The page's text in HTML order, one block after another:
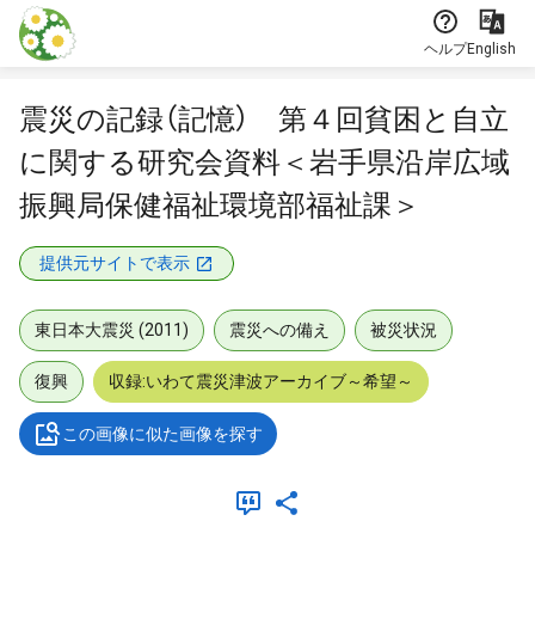
本文に飛ぶ
ヘルプEnglish
震災の記録（記憶） 第４回貧困と自立
に関する研究会資料＜岩手県沿岸広域
振興局保健福祉環境部福祉課＞
提供元サイトで表示
東日本大震災 (2011) 震災への備え 被災状況
復興 収録:いわて震災津波アーカイブ～希望～
この画像に似た画像を探す